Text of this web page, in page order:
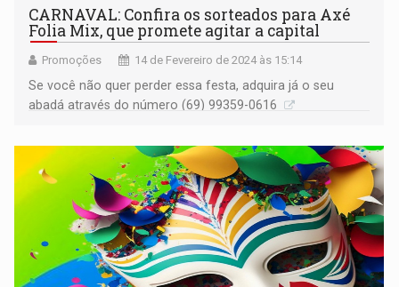
CARNAVAL: Confira os sorteados para Axé
Folia Mix, que promete agitar a capital
Promoções 14 de Fevereiro de 2024 às 15:14
Se você não quer perder essa festa, adquira já o seu
abadá através do número (69) 99359-0616